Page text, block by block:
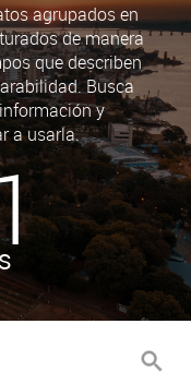
agrupados en
de manera
que describen
Busca
y
a usarla.